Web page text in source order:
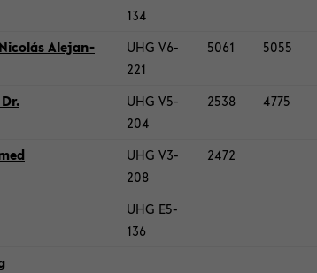
134
Ale­jan­
UHG V6-​
221
5061 5055
UHG V5-​
204
2538 4775
UHG V3-​
208
2472
UHG E5-​
136